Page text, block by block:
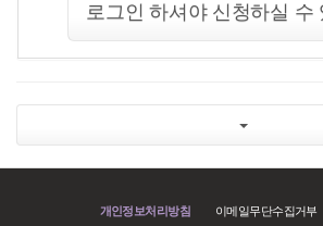
로그인 하셔야 신청하실 수
개인정보처리방침 이메일무단수집거부